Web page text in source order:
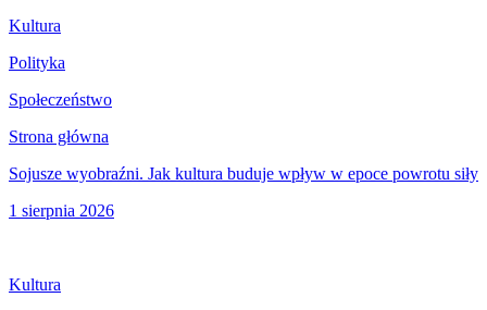
Kultura
Polityka
Społeczeństwo
Strona główna
Sojusze wyobraźni. Jak kultura buduje wpływ w epoce powrotu siły
1 sierpnia 2026
Kultura